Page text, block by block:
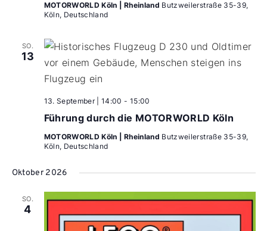
MOTORWORLD Köln | Rheinland Butzweilerstraße 35-39,
Köln, Deutschland
SO.
13
Führung durch die MOTORWORLD Köln
13. September | 14:00 - 15:00
MOTORWORLD Köln | Rheinland Butzweilerstraße 35-39,
Köln, Deutschland
Oktober 2026
SO.
4